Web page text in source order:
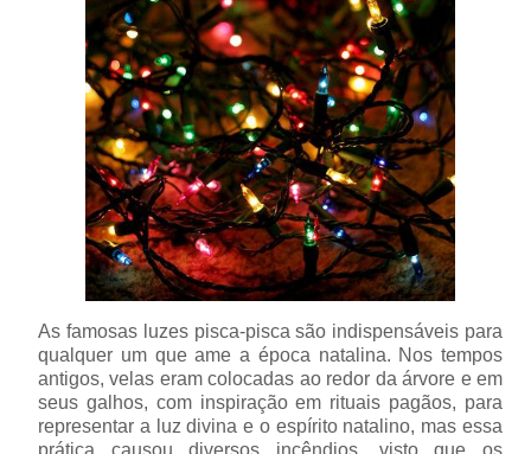
As famosas luzes pisca-pisca são indispensáveis para
qualquer um que ame a época natalina. Nos tempos
antigos, velas eram colocadas ao redor da árvore e em
seus galhos, com inspiração em rituais pagãos, para
representar a luz divina e o espírito natalino, mas essa
prática causou diversos incêndios, visto que os